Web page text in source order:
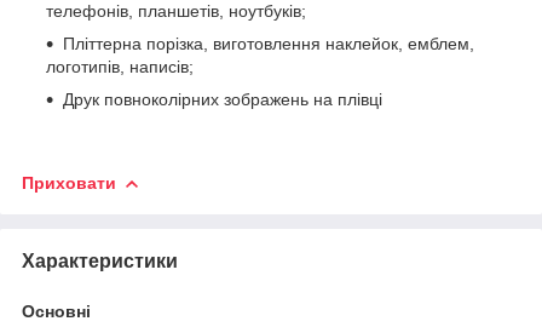
телефонів, планшетів, ноутбуків;
Пліттерна порізка, виготовлення наклейок, емблем,
логотипів, написів;
Друк повноколірних зображень на плівці
Приховати
Характеристики
Основні